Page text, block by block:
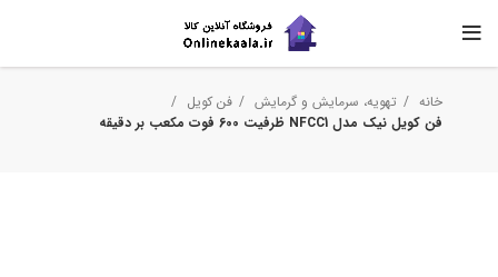
خانه تهویه، سرمایش و گرمایش
فن کویل
فن کویل نیک مدل NFCC1 ظرفیت 600 فوت مکعب بر دقیقه